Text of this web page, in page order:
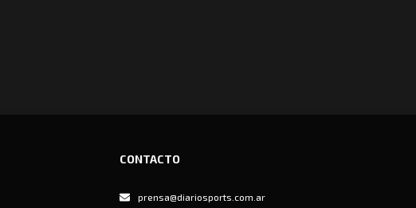
CONTACTO
prensa@diariosports.com.ar